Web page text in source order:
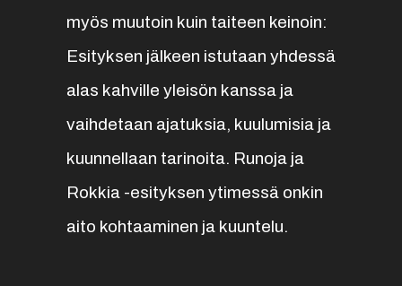
myös muutoin kuin taiteen keinoin:
Esityksen jälkeen istutaan yhdessä
alas kahville yleisön kanssa ja
vaihdetaan ajatuksia, kuulumisia ja
kuunnellaan tarinoita. Runoja ja
Rokkia -esityksen ytimessä onkin
aito kohtaaminen ja kuuntelu.